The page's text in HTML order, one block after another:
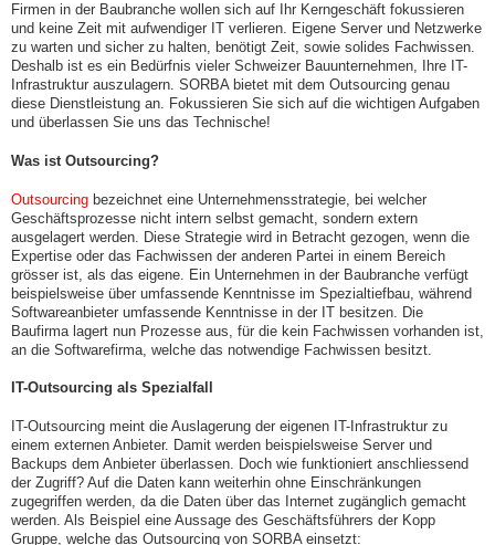
Firmen in der Baubranche wollen sich auf Ihr Kerngeschäft fokussieren
und keine Zeit mit aufwendiger IT verlieren. Eigene Server und Netzwerke
zu warten und sicher zu halten, benötigt Zeit, sowie solides Fachwissen.
Deshalb ist es ein Bedürfnis vieler Schweizer Bauunternehmen, Ihre IT-
Infrastruktur auszulagern. SORBA bietet mit dem Outsourcing genau
diese Dienstleistung an. Fokussieren Sie sich auf die wichtigen Aufgaben
und überlassen Sie uns das Technische!
Was ist Outsourcing?
Outsourcing bezeichnet eine Unternehmensstrategie, bei welcher
Geschäftsprozesse nicht intern selbst gemacht, sondern extern
ausgelagert werden. Diese Strategie wird in Betracht gezogen, wenn die
Expertise oder das Fachwissen der anderen Partei in einem Bereich
grösser ist, als das eigene. Ein Unternehmen in der Baubranche verfügt
beispielsweise über umfassende Kenntnisse im Spezialtiefbau, während
Softwareanbieter umfassende Kenntnisse in der IT besitzen. Die
Baufirma lagert nun Prozesse aus, für die kein Fachwissen vorhanden ist,
an die Softwarefirma, welche das notwendige Fachwissen besitzt.
IT-Outsourcing als Spezialfall
IT-Outsourcing meint die Auslagerung der eigenen IT-Infrastruktur zu
einem externen Anbieter. Damit werden beispielsweise Server und
Backups dem Anbieter überlassen. Doch wie funktioniert anschliessend
der Zugriff? Auf die Daten kann weiterhin ohne Einschränkungen
zugegriffen werden, da die Daten über das Internet zugänglich gemacht
werden. Als Beispiel eine Aussage des Geschäftsführers der Kopp
Gruppe, welche das Outsourcing von SORBA einsetzt: